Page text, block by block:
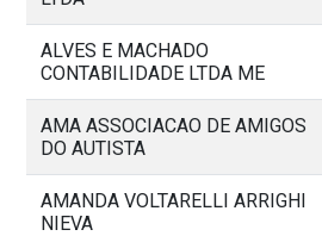
ALVES E MACHADO
CONTABILIDADE LTDA ME
AMA ASSOCIACAO DE AMIGOS
DO AUTISTA
AMANDA VOLTARELLI ARRIGHI
NIEVA